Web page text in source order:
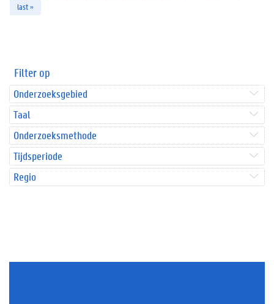
last »
Filter op
Onderzoeksgebied
Taal
Onderzoeksmethode
Tijdsperiode
Regio